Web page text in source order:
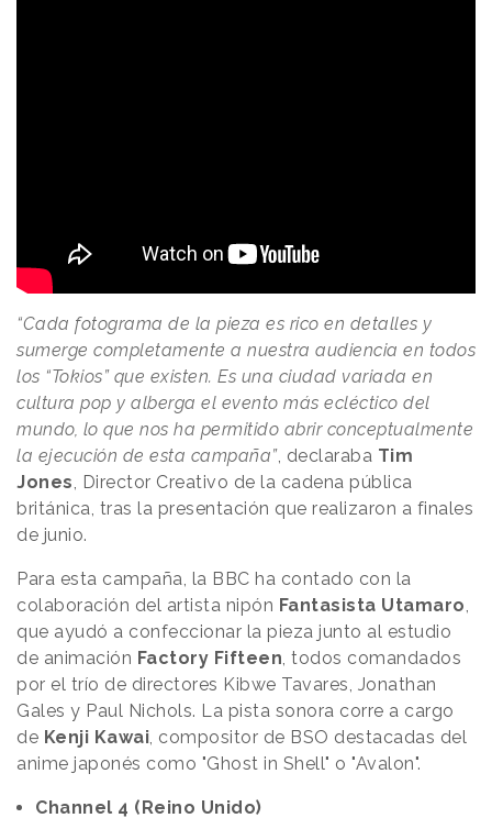
“Cada fotograma de la pieza es rico en detalles y
sumerge completamente a nuestra audiencia en todos
los “Tokios” que existen. Es una ciudad variada en
cultura pop y alberga el evento más ecléctico del
mundo, lo que nos ha permitido abrir conceptualmente
la ejecución de esta campaña”, declaraba Tim
Jones, Director Creativo de la cadena pública
británica, tras la presentación que realizaron a finales
de junio.
Para esta campaña, la BBC ha contado con la
colaboración del artista nipón Fantasista Utamaro,
que ayudó a confeccionar la pieza junto al estudio
de animación Factory Fifteen, todos comandados
por el trío de directores Kibwe Tavares, Jonathan
Gales y Paul Nichols. La pista sonora corre a cargo
de Kenji Kawai, compositor de BSO destacadas del
anime japonés como "Ghost in Shell" o "Avalon".
Channel 4 (Reino Unido)